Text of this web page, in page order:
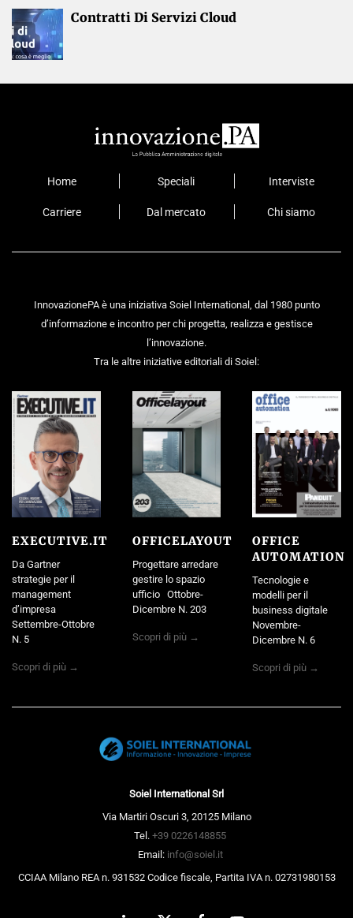
Contratti Di Servizi Cloud
Home Speciali Interviste
Carriere Dal mercato Chi siamo
InnovazionePA è una iniziativa Soiel International, dal 1980 punto
d’informazione e incontro per chi progetta, realizza e gestisce
l’innovazione.
Tra le altre iniziative editoriali di Soiel:
EXECUTIVE.IT
Da Gartner
strategie per il
management
d’impresa
Settembre-Ottobre
N. 5
Scopri di più →
OFFICELAYOUT
Progettare arredare
gestire lo spazio
ufficio Ottobre-
Dicembre N. 203
Scopri di più →
OFFICE
AUTOMATION
Tecnologie e
modelli per il
business digitale
Novembre-
Dicembre N. 6
Scopri di più →
Soiel International Srl
Via Martiri Oscuri 3, 20125 Milano
Tel. +39 0226148855
Email: info@soiel.it
CCIAA Milano REA n. 931532 Codice fiscale, Partita IVA n. 02731980153